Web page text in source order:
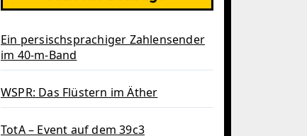
Ein persischsprachiger Zahlensender
im 40‑m‑Band
WSPR: Das Flüstern im Äther
TotA – Event auf dem 39c3